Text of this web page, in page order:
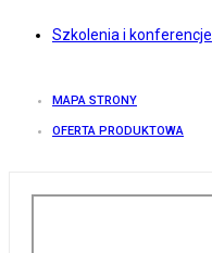
Szkolenia i konferencje
MAPA STRONY
OFERTA PRODUKTOWA